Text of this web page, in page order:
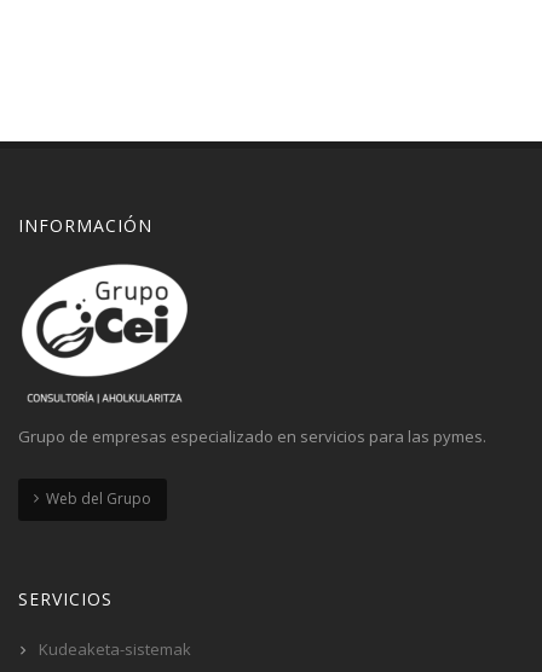
INFORMACIÓN
Grupo de empresas especializado en servicios para las pymes.
Web del Grupo
SERVICIOS
Kudeaketa-sistemak